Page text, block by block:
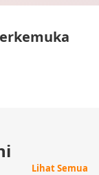
Lihat Semua